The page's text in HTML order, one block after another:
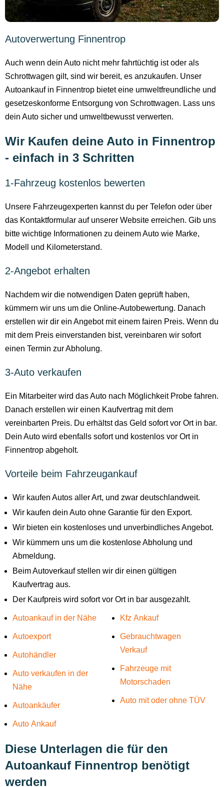
Autoverwertung Finnentrop
Auch wenn dein Auto nicht mehr fahrtüchtig ist oder als
Schrottwagen gilt, sind wir bereit, es anzukaufen. Unser
Autoankauf in Finnentrop bietet eine umweltfreundliche und
gesetzeskonforme Entsorgung von Schrottwagen. Lass uns
dein Auto sicher und umweltbewusst verwerten.
Wir Kaufen deine Auto in Finnentrop
- einfach in 3 Schritten
1-Fahrzeug kostenlos bewerten
Unsere Fahrzeugexperten kannst du per Telefon oder über
das Kontaktformular auf unserer Website erreichen. Gib uns
bitte wichtige Informationen zu deinem Auto wie Marke,
Modell und Kilometerstand.
2-Angebot erhalten
Nachdem wir die notwendigen Daten geprüft haben,
kümmern wir uns um die Online-Autobewertung. Danach
erstellen wir dir ein Angebot mit einem fairen Preis. Wenn du
mit dem Preis einverstanden bist, vereinbaren wir sofort
einen Termin zur Abholung.
3-Auto verkaufen
Ein Mitarbeiter wird das Auto nach Möglichkeit Probe fahren.
Danach erstellen wir einen Kaufvertrag mit dem
vereinbarten Preis. Du erhältst das Geld sofort vor Ort in bar.
Dein Auto wird ebenfalls sofort und kostenlos vor Ort in
Finnentrop abgeholt.
Vorteile beim Fahrzeugankauf
Wir kaufen Autos aller Art, und zwar deutschlandweit.
Wir kaufen dein Auto ohne Garantie für den Export.
Wir bieten ein kostenloses und unverbindliches Angebot.
Wir kümmern uns um die kostenlose Abholung und
Abmeldung.
Beim Autoverkauf stellen wir dir einen gültigen
Kaufvertrag aus.
Der Kaufpreis wird sofort vor Ort in bar ausgezahlt.
Autoankauf in der Nähe
Autoexport
Autohändler
Auto verkaufen in der
Nähe
Autoankäufer
Auto Ankauf
Kfz Ankauf
Gebrauchtwagen
Verkauf
Fahrzeuge mit
Motorschaden
Auto mit oder ohne TÜV
Diese Unterlagen die für den
Autoankauf Finnentrop benötigt
werden